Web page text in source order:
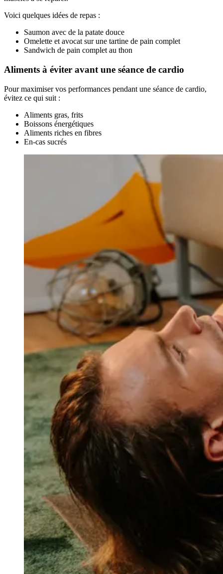
Voici quelques idées de repas :
Saumon avec de la patate douce
Omelette et avocat sur une tartine de pain complet
Sandwich de pain complet au thon
Aliments à éviter avant une séance de cardio
Pour maximiser vos performances pendant une séance de cardio,
évitez ce qui suit :
Aliments gras, frits
Boissons énergétiques
Aliments riches en fibres
En-cas sucrés